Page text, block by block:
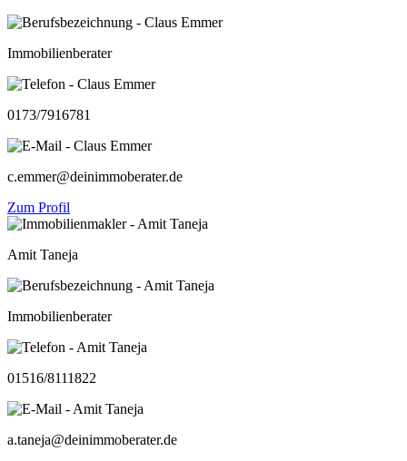
Immobilienberater
0173/7916781
c.emmer@deinimmoberater.de
Zum Profil
Amit Taneja
Immobilienberater
01516/8111822
a.taneja@deinimmoberater.de